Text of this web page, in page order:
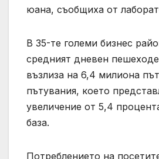
юана, съобщиха от
В 35-те големи бизнес
средният дневен
възлиза на 6,4 милиона
пътувания, което
увеличение от 5,4
база.
Потреблението на